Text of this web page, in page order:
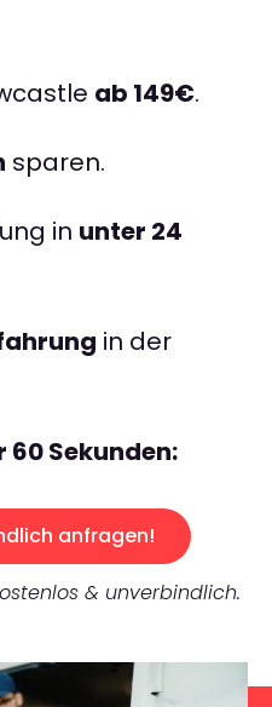
ab 149€.
sparen.
in unter 24
in der
60 Sekunden:
anfragen!
& unverbindlich.